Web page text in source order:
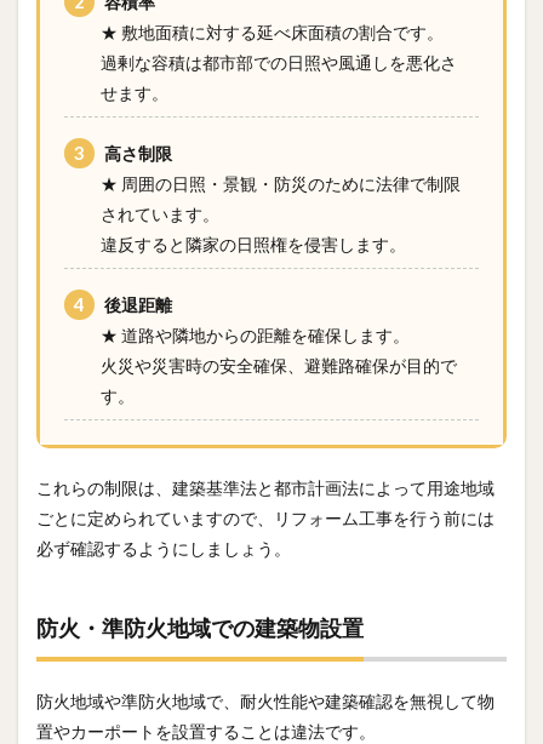
★ 敷地面積に対する延べ床面積の割合です。
過剰な容積は都市部での日照や風通しを悪化さ
せます。
高さ制限
★ 周囲の日照・景観・防災のために法律で制限
されています。
違反すると隣家の日照権を侵害します。
後退距離
★ 道路や隣地からの距離を確保します。
火災や災害時の安全確保、避難路確保が目的で
す。
これらの制限は、建築基準法と都市計画法によって用途地域
ごとに定められていますので、リフォーム工事を行う前には
必ず確認するようにしましょう。
防火・準防火地域での建築物設置
防火地域や準防火地域で、耐火性能や建築確認を無視して物
置やカーポートを設置することは違法です。